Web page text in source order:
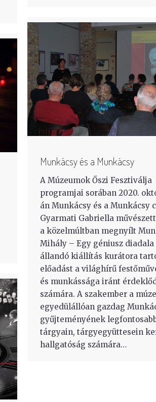
Munkácsy és a Munkácsy
A Múzeumok Őszi Fesztiválja
programjai sorában 2020.
án Munkácsy és a Munkácsy
Gyarmati Gabriella
a közelmúltban megnyílt
Mihály – Egy géniusz diadala
állandó kiállítás kurátora
előadást a világhírű
és munkássága iránt
számára. A szakember a
egyedülállóan gazdag
gyűjteményének
tárgyain, tárgyegyüttesein
hallgatóság számára…